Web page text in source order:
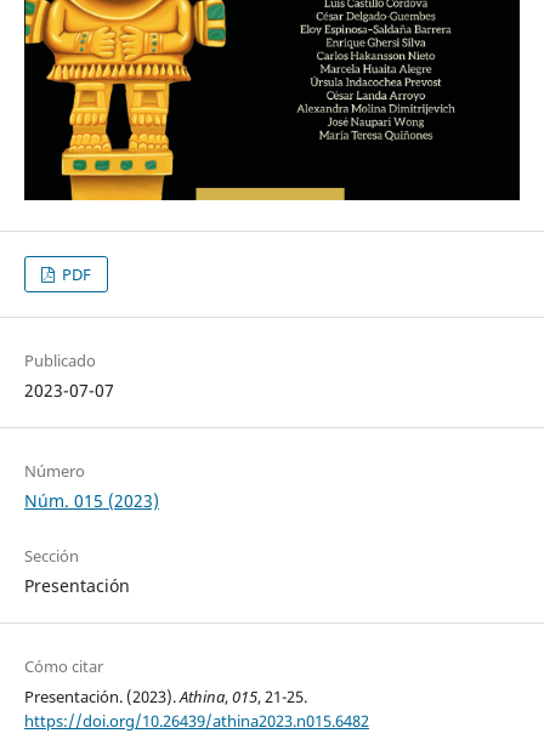
PDF
Publicado
2023-07-07
Número
Núm. 015 (2023)
Sección
Presentación
Cómo citar
Presentación. (2023).Athina,015, 21-25.
https://doi.org/10.26439/athina2023.n015.6482